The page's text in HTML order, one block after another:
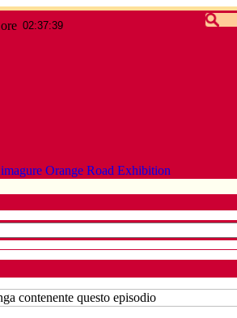
Kimagure Orange Road Exhibition